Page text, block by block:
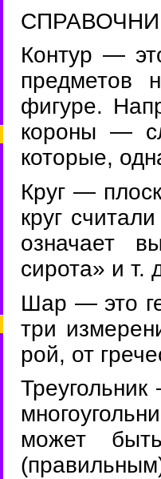
Контур —
предметов
фигуре.
короны —
которые,
Круг —
круг
означает
сирота» и т.
Шар — это
три
рой, от
может